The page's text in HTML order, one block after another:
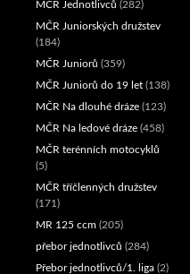
MČR Jednotlivců (282)
MČR Juniorských družstev
(184)
MČR Juniorů (359)
MČR Juniorů do 19 let (138)
MČR Na dlouhé dráze (123)
MČR Na ledové dráze (458)
MČR terénních motocyklů
(5)
MČR tříčlenných družstev
(171)
MR 125 ccm (205)
přebor jednotlivců (284)
Přebor jednotlivců/1. liga (2)